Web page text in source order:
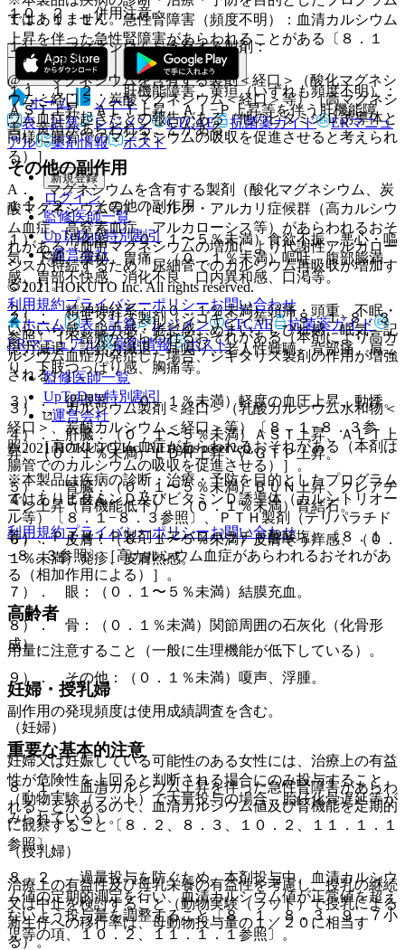
１０．２． 併用注意：
１）． マグネシウムを含有する製剤：
@． マグネシウムを含有する製剤＜経口＞（酸化マグネシ
ウム＜経口＞、炭酸マグネシウム＜経口＞等）［高マグネシ
ウム血症が起きたとの報告がある（他のビタミンＤ誘導体と
同様に腸管でのマグネシウムの吸収を促進させると考えられ
る）］。
A． マグネシウムを含有する製剤（酸化マグネシウム、炭
酸マグネシウム等）［ミルク・アルカリ症候群（高カルシウ
ム血症、高窒素血症、アルカローシス等）があらわれるおそ
れがある（血中マグネシウムの増加により代謝性アルカロー
シスが持続するため、尿細管でのカルシウム再吸収が増加す
る）］。
２）． ジギタリス製剤（ジゴキシン等）〔８．１−８．３
参照〕［不整脈があらわれるおそれがある（本剤により高カ
ルシウム血症が発症した場合、ジギタリス製剤の作用が増強
される）］。
３）． カルシウム製剤＜経口＞（乳酸カルシウム水和物＜
経口＞、炭酸カルシウム＜経口＞等）〔８．１−８．３参
照〕［高カルシウム血症があらわれるおそれがある（本剤は
腸管でのカルシウムの吸収を促進させる）］。
４）． ビタミンＤ及びビタミンＤ誘導体（カルシトリオー
ル等）〔８．１−８．３参照〕、ＰＴＨ製剤（テリパラチド
等）、ＰＴＨｒＰ製剤（アバロパラチド酢酸塩）〔８．１
−８．３参照〕［高カルシウム血症があらわれるおそれがあ
る（相加作用による）］。
高齢者
用量に注意すること（一般に生理機能が低下している）。
妊婦・授乳婦
（妊婦）
妊婦又は妊娠している可能性のある女性には、治療上の有益
性が危険性を上回ると判断される場合にのみ投与すること
（動物実験（ラット）で大量投与の場合、胎仔化骨遅延等が
みられている）。
（授乳婦）
治療上の有益性及び母乳栄養の有益性を考慮し、授乳の継続
又は中止を検討すること（動物実験（ラット）で授乳による
新生仔への移行率は、母動物投与量の１／２０に相当す
る）。
１１．１．１． 急性腎障害（頻度不明）：血清カルシウム
上昇を伴った急性腎障害があらわれることがある〔８．１
−８．３参照〕。
１１．１．２． 肝機能障害、黄疸（いずれも頻度不明）：
ＡＳＴ上昇、ＡＬＴ上昇、Ａｌ−Ｐ上昇等を伴う肝機能障
害、黄疸があらわれることがある。
その他の副作用
１１．２． その他の副作用
１）． 消化器：（０．１〜５％未満）食欲不振、悪心・嘔
気、下痢、便秘、胃痛、（０．１％未満）嘔吐、腹部膨満
感、胃部不快感、消化不良、口内異和感、口渇等。
２）． 精神神経系：（０．１％未満）頭痛・頭重、不眠・
いらいら感、脱力感・倦怠感、めまい、しびれ感、眠気、記
憶力減退・記銘力減退、耳鳴り、老人性難聴、背部痛、肩こ
り、下肢つっぱり感、胸痛等。
３）． 循環器：（０．１％未満）軽度の血圧上昇、動悸。
４）． 肝臓：（０．１〜５％未満）ＡＳＴ上昇、ＡＬＴ上
昇、（０．１％未満）ＬＤＨ上昇、γ−ＧＴＰ上昇。
５）． 腎臓：（０．１〜５％未満）ＢＵＮ上昇、クレアチ
ニン上昇（腎機能低下）、（０．１％未満）腎結石。
６）． 皮膚：（０．１〜５％未満）皮膚そう痒感、（０．
１％未満）発疹、皮膚熱感。
７）． 眼：（０．１〜５％未満）結膜充血。
８）． 骨：（０．１％未満）関節周囲の石灰化（化骨形
成）。
９）． その他：（０．１％未満）嗄声、浮腫。
副作用の発現頻度は使用成績調査を含む。
重要な基本的注意
８．１． 血清カルシウム上昇を伴った急性腎障害があらわ
れることがあるので、血清カルシウム値及び腎機能を定期的
に観察すること〔８．２、８．３、１０．２、１１．１．１
参照〕。
８．２． 過量投与を防ぐため、本剤投与中、血清カルシウ
ム値の定期的測定を行い、血清カルシウム値が正常値を超え
ないよう投与量を調整すること〔８．１、８．３、９．７小
児等の項、１０．２、１１．１．１参照〕。
ではありません。
ホーム
ノート
表・計算
レジメン CTCAE 抗菌薬ガイド
ERマニュ
アル
薬剤情報 ポスト
新規登録
ログイン
監修医師一覧
UpToDate特別割引
運営会社
© 2021 HOKUTO Inc. All rights reserved.
利用規約プライバシーポリシーお問い合わせ
ホーム
表・計算 レジメン CTCAE
抗菌薬ガイド
ERマニュアル
薬剤情報 ポスト
監修医師一覧
UpToDate特別割引
運営会社
© 2021 HOKUTO Inc. All rights reserved.
※本製品は疾病の診断・治療・予防を目的としたプログラム
ではありません。
利用規約プライバシーポリシーお問い合わせ